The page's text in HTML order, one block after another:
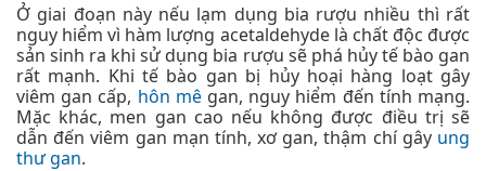
Ở giai đoạn này nếu lạm dụng bia rượu nhiều thì rất
nguy hiểm vì hàm lượng acetaldehyde là chất độc được
sản sinh ra khi sử dụng bia rượu sẽ phá hủy tế bào gan
rất mạnh. Khi tế bào gan bị hủy hoại hàng loạt gây
viêm gan cấp, hôn mêgan, nguy hiểm đến tính mạng.
Mặc khác, men gan cao nếu không được điều trị sẽ
dẫn đến viêm gan mạn tính, xơ gan, thậm chí gây ung
thư gan.